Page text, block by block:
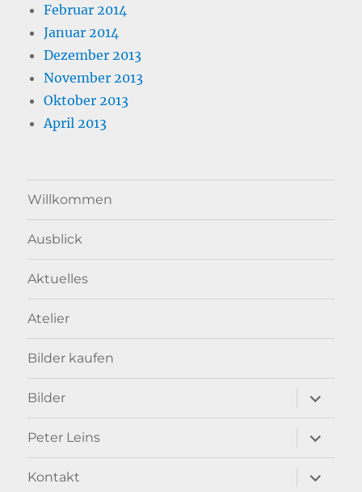
Februar 2014
Januar 2014
Dezember 2013
November 2013
Oktober 2013
April 2013
Willkommen
Ausblick
Aktuelles
Atelier
Bilder kaufen
Bilder
anzeigen
Peter Leins
anzeigen
Kontakt
anzeigen